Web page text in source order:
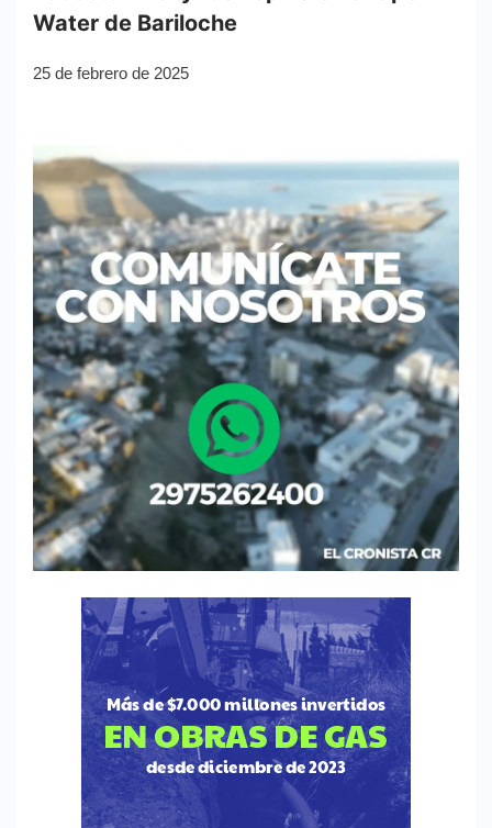
Water de Bariloche
25 de febrero de 2025